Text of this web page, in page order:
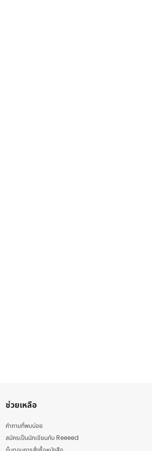
ช่วยเหลือ
คำถามที่พบบ่อย
สมัครเป็นนักเขียนกับ Reeeed